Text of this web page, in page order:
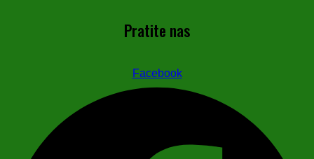
Pratite nas
Facebook